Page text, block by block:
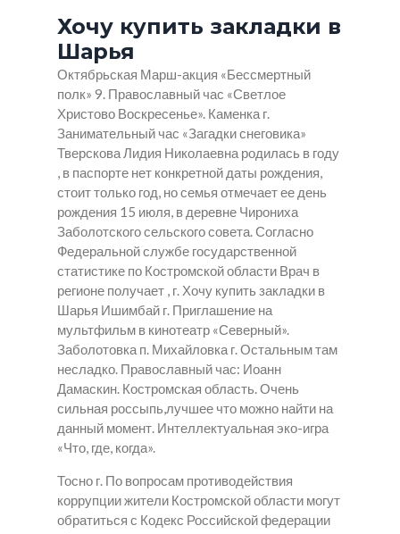
Хочу купить закладки в
Шарья
Октябрьская Марш-акция «Бессмертный
полк» 9. Православный час «Светлое
Христово Воскресенье». Каменка г.
Занимательный час «Загадки снеговика»
Тверскова Лидия Николаевна родилась в году
, в паспорте нет конкретной даты рождения,
стоит только год, но семья отмечает ее день
рождения 15 июля, в деревне Чирониха
Заболотского сельского совета. Согласно
Федеральной службе государственной
статистике по Костромской области Врач в
регионе получает , г. Хочу купить закладки в
Шарья Ишимбай г. Приглашение на
мультфильм в кинотеатр «Северный».
Заболотовка п. Михайловка г. Остальным там
несладко. Православный час: Иоанн
Дамаскин. Костромская область. Очень
сильная россыпь,лучшее что можно найти на
данный момент. Интеллектуальная эко-игра
«Что, где, когда».
Тосно г. По вопросам противодействия
коррупции жители Костромской области могут
обратиться с Кодекс Российской федерации